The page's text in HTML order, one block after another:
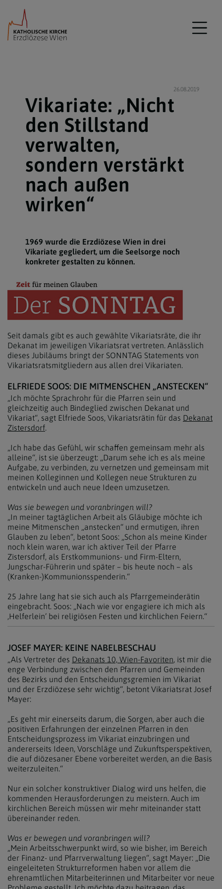
26.08.2019
Vikariate: „Nicht
den Stillstand
verwalten,
sondern verstärkt
nach außen
wirken“
1969 wurde die Erzdiözese Wien in drei
Vikariate gegliedert, um die Seelsorge noch
konkreter gestalten zu können.
Seit damals gibt es auch gewählte Vikariatsräte, die ihr
Dekanat im jeweiligen Vikariatsrat vertreten. Anlässlich
dieses Jubiläums bringt der SONNTAG Statements von
Vikariatsratsmitgliedern aus allen drei Vikariaten.
ELFRIEDE SOOS: DIE MITMENSCHEN „ANSTECKEN“
„Ich möchte Sprachrohr für die Pfarren sein und
gleichzeitig auch Bindeglied zwischen Dekanat und
Vikariat“, sagt Elfriede Soos, Vikariatsrätin für das Dekanat
Zistersdorf.
„Ich habe das Gefühl, wir schaffen gemeinsam mehr als
alleine“, ist sie überzeugt: „Darum sehe ich es als meine
Aufgabe, zu verbinden, zu vernetzen und gemeinsam mit
meinen Kolleginnen und Kollegen neue Strukturen zu
entwickeln und auch neue Ideen umzusetzen.
Was sie bewegen und voranbringen will?
„In meiner tagtäglichen Arbeit als Gläubige möchte ich
meine Mitmenschen „anstecken“ und ermutigen, ihren
Glauben zu leben“, betont Soos: „Schon als meine Kinder
noch klein waren, war ich aktiver Teil der Pfarre
Zistersdorf, als Erstkommunions- und Firm-Eltern,
Jungschar-Führerin und später – bis heute noch – als
(Kranken-)Kommunionsspenderin.“
25 Jahre lang hat sie sich auch als Pfarrgemeinderätin
eingebracht. Soos: „Nach wie vor engagiere ich mich als
,Helferlein’ bei religiösen Festen und kirchlichen Feiern.“
JOSEF MAYER: KEINE NABELBESCHAU
„Als Vertreter des Dekanats 10, Wien-Favoriten, ist mir die
enge Verbindung zwischen den Pfarren und Gemeinden
des Bezirks und den Entscheidungsgremien im Vikariat
und der Erzdiözese sehr wichtig“, betont Vikariatsrat Josef
Mayer:
„Es geht mir einerseits darum, die Sorgen, aber auch die
positiven Erfahrungen der einzelnen Pfarren in den
Entscheidungsprozess im Vikariat einzubringen und
andererseits Ideen, Vorschläge und Zukunftsperspektiven,
die auf diözesaner Ebene vorbereitet werden, an die Basis
weiterzuleiten.“
Nur ein solcher konstruktiver Dialog wird uns helfen, die
kommenden Herausforderungen zu meistern. Auch im
kirchlichen Bereich müssen wir mehr miteinander statt
übereinander reden.
Was er bewegen und voranbringen will?
„Mein Arbeitsschwerpunkt wird, so wie bisher, im Bereich
der Finanz- und Pfarrverwaltung liegen“, sagt Mayer: „Die
eingeleiteten Strukturreformen haben vor allem die
ehrenamtlichen Mitarbeiterinnen und Mitarbeiter vor neue